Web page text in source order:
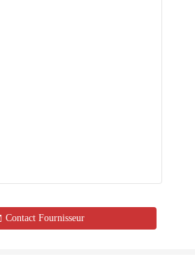
Contact Fournisseur